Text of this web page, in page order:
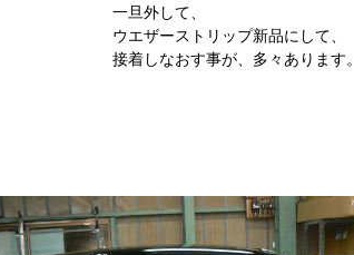
一旦外して、
ウエザーストリップ新品にして、
接着しなおす事が、多々あります。